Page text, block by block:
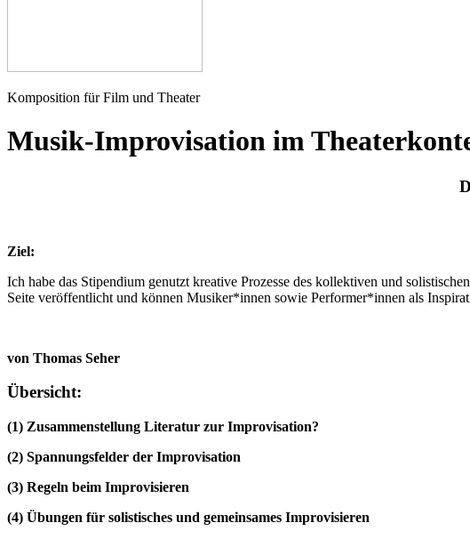
Komposition für Film und Theater
Musik-Improvisation im
Ziel:
Ich habe das Stipendium genutzt kreative Prozesse des kollektiven und
Seite veröffentlicht und können Musiker*innen sowie Performer*innen als
von Thomas Seher
Übersicht:
(1) Zusammenstellung Literatur zur Improvisation?
(2) Spannungsfelder der Improvisation
(3) Regeln beim Improvisieren
(4) Übungen für solistisches und gemeinsames Improvisieren